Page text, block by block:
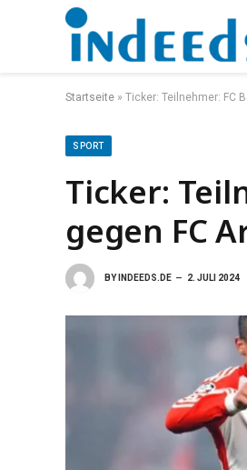
Startseite » Ticker: Teilnehmer: FC
SPORT
Ticker:
gegen FC
BY INDEEDS.DE 2. JULI 2024